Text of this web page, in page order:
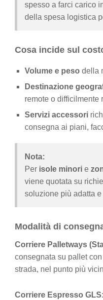
spesso a farci carico
della spesa logistica
Cosa incide sul
Volume e peso della
Destinazione
remote o difficilmente
Servizi accessori
consegna ai piani,
Nota:
Per isole minori e
viene quotata su
soluzione più adatta e
Modalità di
Corriere Palletways
consegnata su pallet
strada, nel punto più
Corriere Espresso GLS: